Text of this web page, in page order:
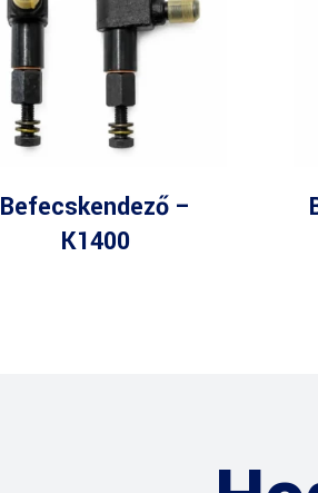
Befecskendező –
K1400